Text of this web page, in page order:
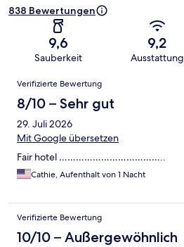
838 Bewertungen
9,6
Sauberkeit
9,2
Ausstattung
Bewertungen
Verifizierte Bewertung
8/10 – Sehr gut
29. Juli 2026
Mit Google übersetzen
Fair hotel ………………………………..
Cathie, Aufenthalt von 1 Nacht
Verifizierte Bewertung
10/10 – Außergewöhnlich